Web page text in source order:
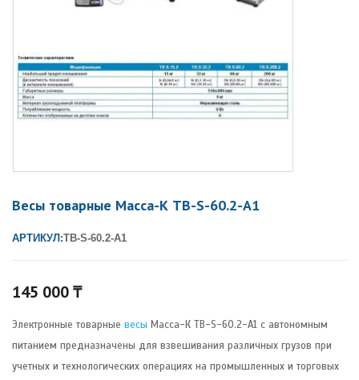
Весы товарные Масса-К ТB-S-60.2-А1
АРТИКУЛ:ТВ-S-60.2-А1
145 000₸
Электронные товарные весы Масса-К ТB-S-60.2-А1 c автономным
питанием предназначены для взвешивания различных грузов при
учетных и технологических операциях на промышленных и торговых